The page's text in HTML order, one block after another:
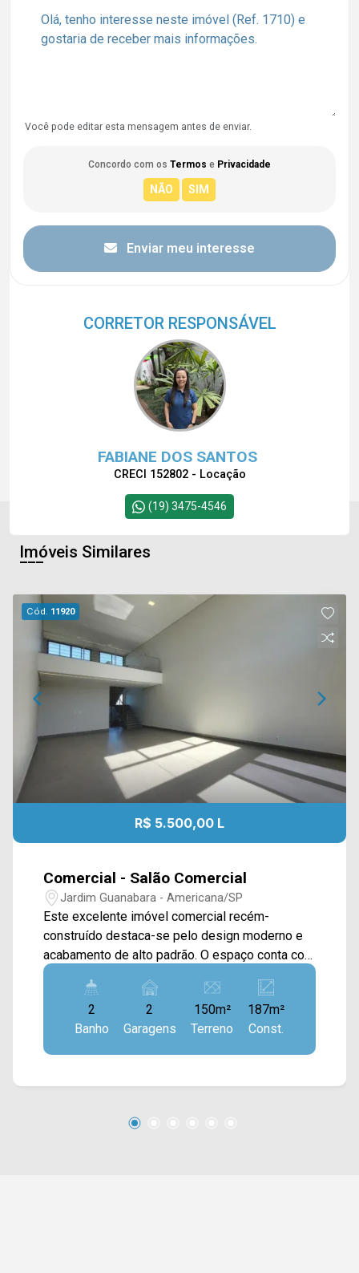
Você pode editar esta mensagem antes de enviar.
Concordo com os Termos e Privacidade
Enviar meu interesse
CORRETOR RESPONSÁVEL
FABIANE DOS SANTOS
CRECI 152802 - Locação
(19) 3475-4546
Imóveis Similares
Cód. 11920
R$ 5.500,00 L
Comercial - Salão Comercial
Jardim Guanabara - Americana/SP
Este excelente imóvel comercial recém-
construído destaca-se pelo design moderno e
acabamento de alto padrão. O espaço conta com
um amplo salão principal, arejado e com pé-
direito alto, acompanhado por um mezanino
funcional que amplia as possibilidades de uso
do seu negócio. O imóvel dispõe ainda de um
subsolo equipado com copa e área de luz, ideal
operacional. Todo revestido em piso frio de fácil
garantindo excelente iluminação natural e
2
Banho
2
Garagens
150m²
Terreno
187m²
Const.